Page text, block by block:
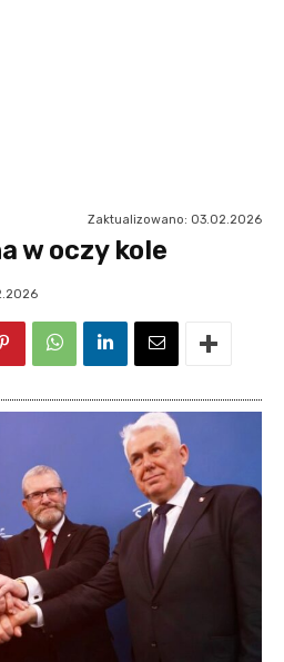
Zaktualizowano: 03.02.2026
w oczy kole